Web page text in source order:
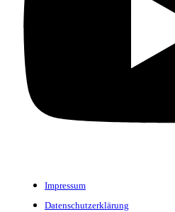
Impressum
Datenschutzerklärung